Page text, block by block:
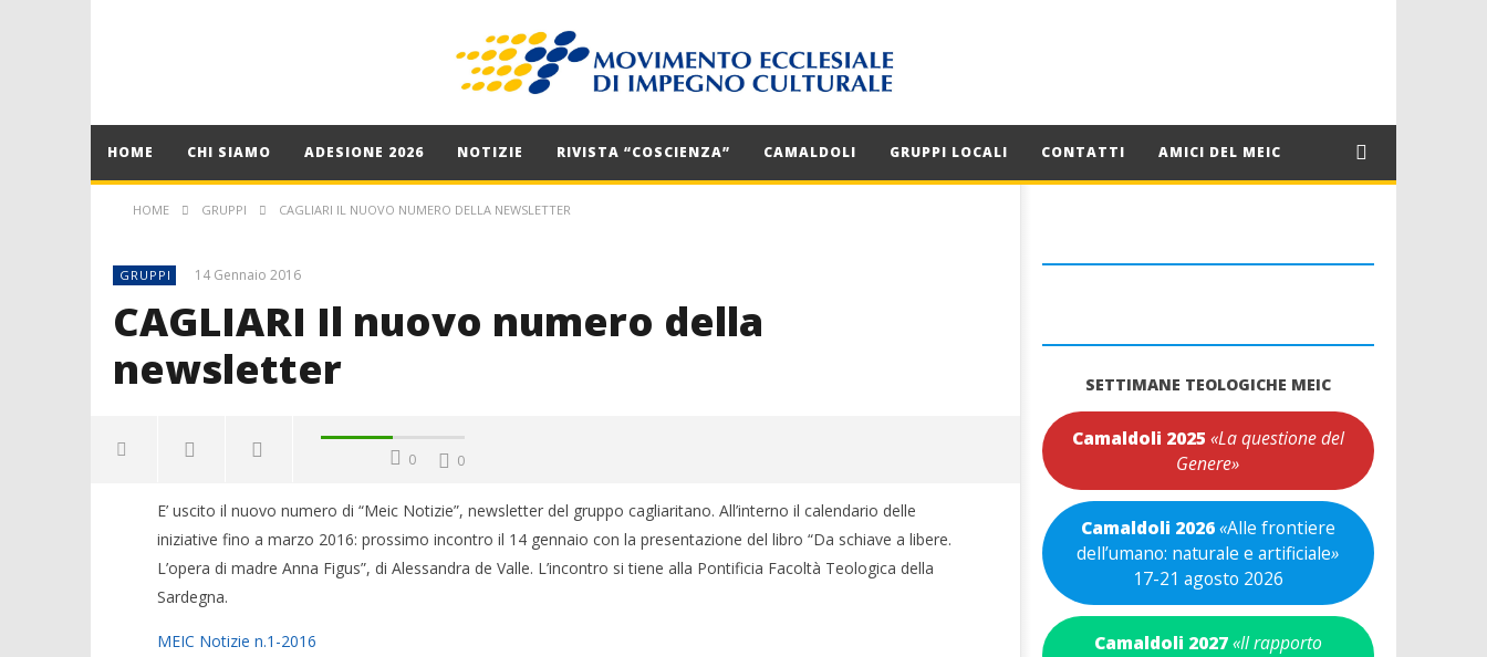
HOME CHI SIAMO ADESIONE 2026 NOTIZIE RIVISTA “COSCIENZA” CAMALDOLI GRUPPI LOCALI CONTATTI AMICI DEL MEIC
HOME GRUPPI CAGLIARI IL NUOVO NUMERO DELLA NEWSLETTER
GRUPPI 14 Gennaio 2016
CAGLIARI Il nuovo numero della
newsletter
0 0
E’ uscito il nuovo numero di “Meic Notizie”, newsletter del gruppo cagliaritano. All’interno il calendario delle
iniziative fino a marzo 2016: prossimo incontro il 14 gennaio con la presentazione del libro “Da schiave a libere.
L’opera di madre Anna Figus”, di Alessandra de Valle. L’incontro si tiene alla Pontificia Facoltà Teologica della
Sardegna.
MEIC Notizie n.1-2016
SETTIMANE TEOLOGICHE MEIC
Camaldoli 2025 «La questione del
Genere»
Camaldoli 2026«Alle frontiere
dell’umano: naturale e artificiale»
17-21 agosto 2026
Camaldoli 2027 «Il rapporto